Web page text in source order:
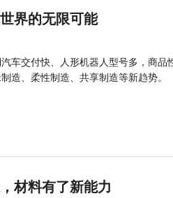
界的无限可能
车交付快、人形机器人型号多，商
造、柔性制造、共享制造等新趋势。
材料有了新能力